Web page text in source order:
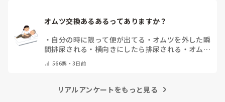
オムツ交換あるあるってありますか？
・ 自分の時に限って便が出てる ・ オムツを外した瞬
間排尿される ・ 横向きにしたら排尿される ・ オムツ
まっていると快感
566票・3日前
リアルアンケートをもっと見る